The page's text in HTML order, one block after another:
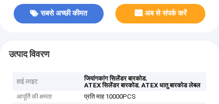
सबसे अच्छी कीमत अब से संपर्क करें
उत्पाद विवरण
हाई लाइट जियांगकांग सिलेंडर बारकोड,
ATEX सिलेंडर बारकोड,ATEX धातु बारकोड लेबल
आपूर्ति की क्षमता
प्रति माह 10000PCS